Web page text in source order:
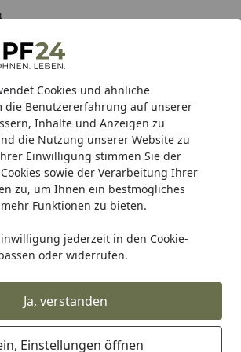
Cookies und ähnliche
die Benutzererfahrung auf unserer
Inhalte und Anzeigen zu
die Nutzung unserer Website zu
Einwilligung stimmen Sie der
sowie der Verarbeitung Ihrer
zu, um Ihnen ein bestmögliches
Funktionen zu bieten.
jederzeit in den Cookie-
oder widerrufen.
Ja, verstanden
Einstellungen öffnen
App Store
Hotline
gratis Sandfilteranlage & Pool-
(Gesamtwert bis 468,99€)
CNTRL 420 SUM '11 EXP (64805)
CNTRL 420 SUM '11 EXP